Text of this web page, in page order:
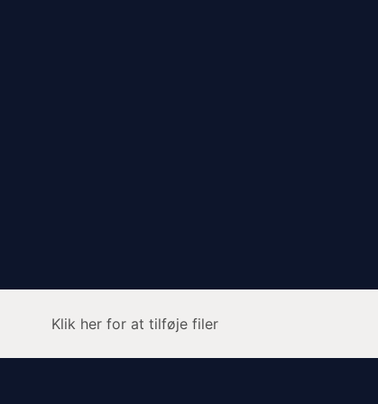
Klik her for at tilføje filer